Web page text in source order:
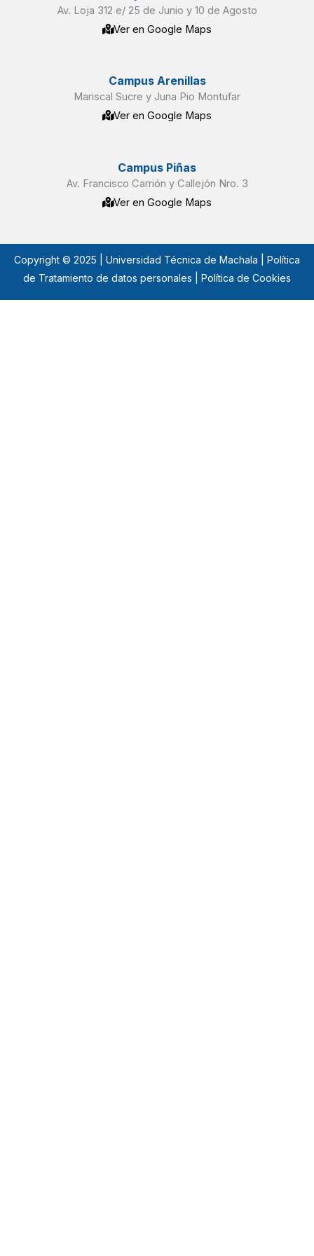
Av. Loja 312 e/ 25 de Junio y 10 de Agosto
Ver en Google Maps
Campus Arenillas
Mariscal Sucre y Juna Pio Montufar
Ver en Google Maps
Campus Piñas
Av. Francisco Carrión y Callejón Nro. 3
Ver en Google Maps
Copyright © 2025 | Universidad Técnica de Machala | Política
de Tratamiento de datos personales | Política de Cookies